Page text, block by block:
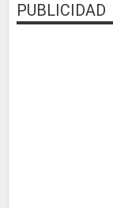
PUBLICIDAD